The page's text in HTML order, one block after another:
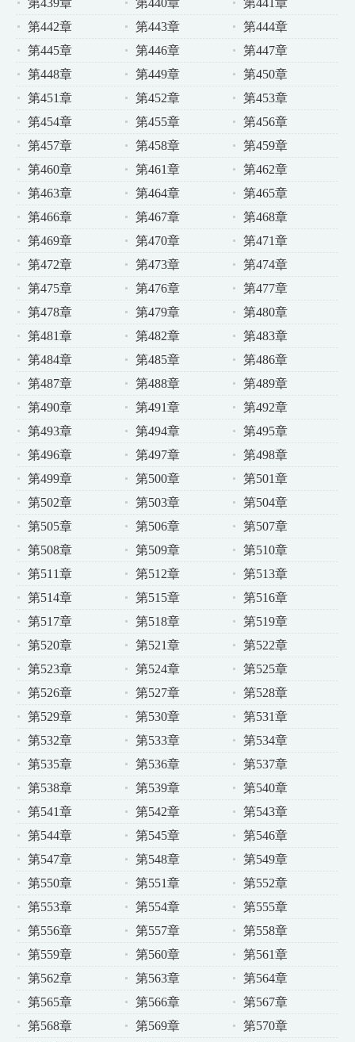
第439章 第440章
第441章
第442章
第443章
第444章
第445章
第446章
第447章
第448章
第449章
第450章
第451章
第452章
第453章
第454章
第455章
第456章
第457章
第458章
第459章
第460章
第461章
第462章
第463章
第464章
第465章
第466章
第467章
第468章
第469章
第470章
第471章
第472章
第473章
第474章
第475章
第476章
第477章
第478章
第479章
第480章
第481章
第482章
第483章
第484章
第485章
第486章
第487章
第488章
第489章
第490章
第491章
第492章
第493章
第494章
第495章
第496章
第497章
第498章
第499章
第500章
第501章
第502章
第503章
第504章
第505章
第506章
第507章
第508章
第509章
第510章
第511章
第512章
第513章
第514章
第515章
第516章
第517章
第518章
第519章
第520章
第521章
第522章
第523章
第524章
第525章
第526章
第527章
第528章
第529章
第530章
第531章
第532章
第533章
第534章
第535章
第536章
第537章
第538章
第539章
第540章
第541章
第542章
第543章
第544章
第545章
第546章
第547章
第548章
第549章
第550章
第551章
第552章
第553章
第554章
第555章
第556章
第557章
第558章
第559章
第560章
第561章
第562章
第563章
第564章
第565章
第566章
第567章
第568章
第569章
第570章